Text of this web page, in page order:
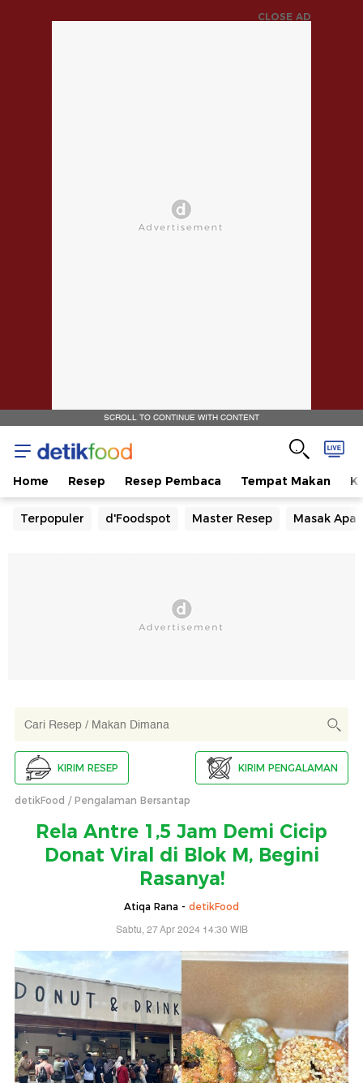
CLOSE AD
SCROLL TO CONTINUE WITH CONTENT
Home Resep Resep Pembaca Tempat Makan
Terpopuler d'Foodspot Master Resep Masak Apa
KIRIM RESEP KIRIM PENGALAMAN
detikFood Pengalaman Bersantap
Rela Antre 1,5 Jam Demi Cicip
Donat Viral di Blok M, Begini
Rasanya!
Atiqa Rana - detikFood
Sabtu, 27 Apr 2024 14:30 WIB